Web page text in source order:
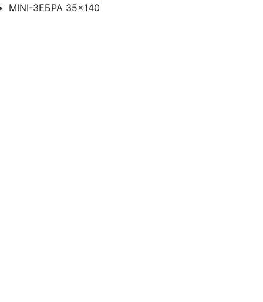
MINI-ЗЕБРА 35×140